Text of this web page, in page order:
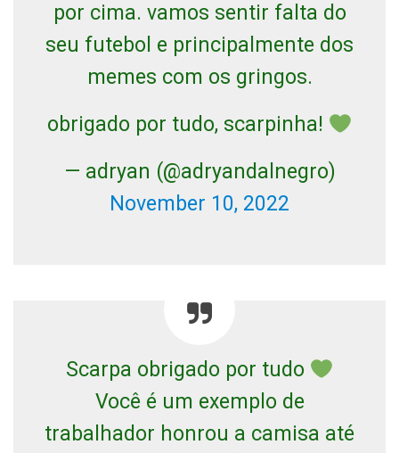
por cima. vamos sentir falta do
seu futebol e principalmente dos
memes com os gringos.
obrigado por tudo, scarpinha!
— adryan (@adryandalnegro)
November 10, 2022
Scarpa obrigado por tudo
Você é um exemplo de
trabalhador honrou a camisa até